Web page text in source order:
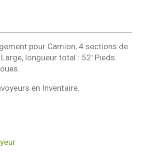
pour Camion, 4 sections de
longueur total : 52′ Pieds.
en Inventaire.